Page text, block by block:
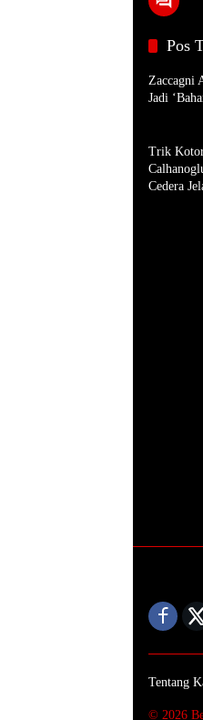
Pos
Zaccagni
Jadi
Trik
Cedera
Tentang
© 2026